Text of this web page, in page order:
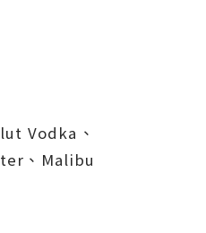
Vodka、
、Malibu